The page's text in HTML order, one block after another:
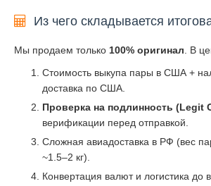
Из чего складывается
Мы продаем только 100% оригинал . В
Стоимость выкупа пары в США +
доставка по США.
Проверка на подлинность (Legit
верификации перед отправкой.
Сложная авиадоставка в РФ (вес
~1.5–2 кг).
Конвертация валют и логистика до